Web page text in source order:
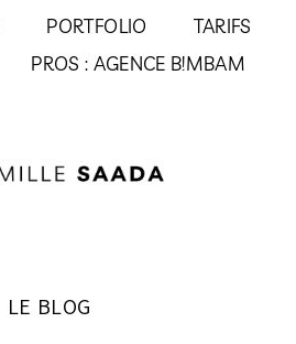
PORTFOLIO TARIFS
PROS : AGENCE B!MBAM
LE BLOG